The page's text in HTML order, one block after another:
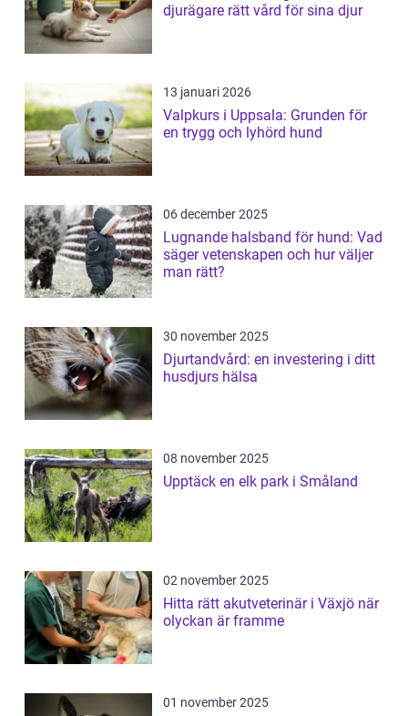
djurägare rätt vård för sina djur
13 januari 2026
Valpkurs i Uppsala: Grunden för
en trygg och lyhörd hund
06 december 2025
Lugnande halsband för hund: Vad
säger vetenskapen och hur väljer
man rätt?
30 november 2025
Djurtandvård: en investering i ditt
husdjurs hälsa
08 november 2025
Upptäck en elk park i Småland
02 november 2025
Hitta rätt akutveterinär i Växjö när
olyckan är framme
01 november 2025